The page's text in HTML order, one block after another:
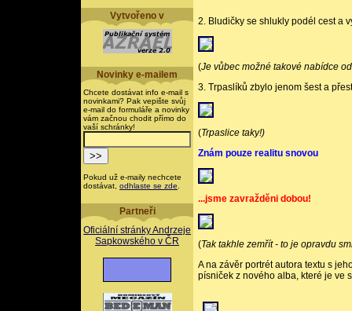
Vytvořeno v
Novinky e-mailem
Chcete dostávat info e-mail s
novinkami? Pak vepište svůj
e-mail do formuláře a novinky
vám začnou chodit přímo do
vaší schránky!
Pokud už e-maily nechcete
dostávat, odhlaste se zde
Partneři
Oficiální stránky Andrzeje
Sapkowského v ČR
2. Bludičky se shlukly podél cest a
(Je vůbec možné takové nabídce
3. Trpaslíků zbylo jenom šest a
(Trpaslice taky!)
Znám pouze realitu snovou
...jsme zavražděni dobou!
(Tak takhle zemřít - to je opravdu
A na závěr portrét autora textu s
písniček z nového alba, které je ve